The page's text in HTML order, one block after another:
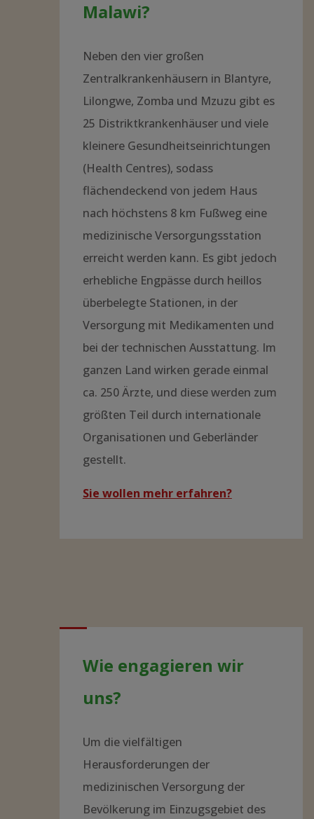
Malawi?
Neben den vier großen
Zentralkrankenhäusern in Blantyre,
Lilongwe, Zomba und Mzuzu gibt es
25 Distriktkrankenhäuser und viele
kleinere Gesundheitseinrichtungen
(Health Centres), sodass
flächendeckend von jedem Haus
nach höchstens 8 km Fußweg eine
medizinische Versorgungsstation
erreicht werden kann. Es gibt jedoch
erhebliche Engpässe durch heillos
überbelegte Stationen, in der
Versorgung mit Medikamenten und
bei der technischen Ausstattung. Im
ganzen Land wirken gerade einmal
ca. 250 Ärzte, und diese werden zum
größten Teil durch internationale
Organisationen und Geberländer
gestellt.
Sie wollen mehr erfahren?
Wie engagieren wir
uns?
Um die vielfältigen
Herausforderungen der
medizinischen Versorgung der
Bevölkerung im Einzugsgebiet des